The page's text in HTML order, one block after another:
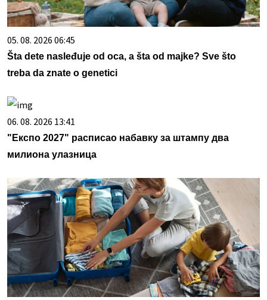
05. 08. 2026 06:45
Šta dete nasleđuje od oca, a šta od majke? Sve što
treba da znate o genetici
06. 08. 2026 13:41
"Експо 2027" расписао набавку за штампу два
милиона улазница